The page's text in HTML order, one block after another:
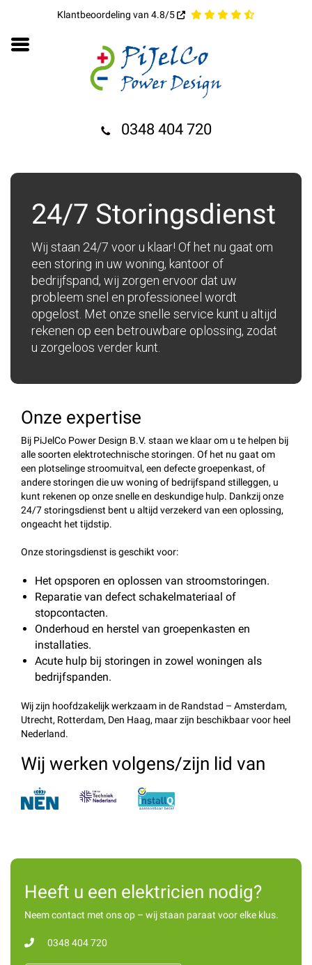
Klantbeoordeling van 4.8/5
0348 404 720
24/7 Storingsdienst
Wij staan 24/7 voor u klaar! Of het nu gaat om
een storing in uw woning, kantoor of
bedrijfspand, wij zorgen ervoor dat uw
probleem snel en professioneel wordt
opgelost. Met onze snelle service kunt u altijd
rekenen op een betrouwbare oplossing, zodat
u zorgeloos verder kunt.
Onze expertise
Bij PiJelCo Power Design B.V. staan we klaar om u te helpen bij
alle soorten elektrotechnische storingen. Of het nu gaat om
een plotselinge stroomuitval, een defecte groepenkast, of
andere storingen die uw woning of bedrijfspand stilleggen, u
kunt rekenen op onze snelle en deskundige hulp. Dankzij onze
24/7 storingsdienst bent u altijd verzekerd van een oplossing,
ongeacht het tijdstip.
Onze storingsdienst is geschikt voor:
Het opsporen en oplossen van stroomstoringen.
Reparatie van defect schakelmateriaal of
stopcontacten.
Onderhoud en herstel van groepenkasten en
installaties.
Acute hulp bij storingen in zowel woningen als
bedrijfspanden.
Wij zijn hoofdzakelijk werkzaam in de Randstad – Amsterdam,
Utrecht, Rotterdam, Den Haag, maar zijn beschikbaar voor heel
Nederland.
Wij werken volgens/zijn lid van
Heeft u een elektricien nodig?
Neem contact met ons op – wij staan paraat voor elke klus.
0348 404 720